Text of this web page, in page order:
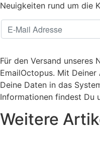
Neuigkeiten rund um die
Für den Versand unseres
EmailOctopus. Mit
Deine Daten in das
Informationen findest Du
Weitere